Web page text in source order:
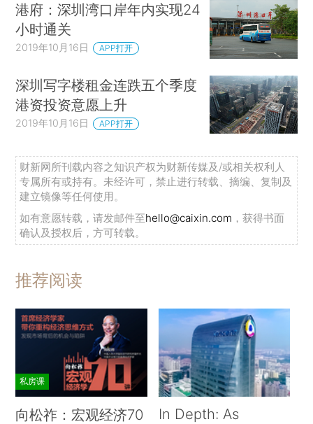
港府：深圳湾口岸年内实现24
小时通关
2019年10月16日 APP打开
深圳写字楼租金连跌五个季度
港资投资意愿上升
2019年10月16日 APP打开
财新网所刊载内容之知识产权为财新传媒及/或相关权利人
专属所有或持有。未经许可，禁止进行转载、摘编、复制及
建立镜像等任何使用。
如有意愿转载，请发邮件至hello@caixin.com ，获得书面
确认及授权后，方可转载。
推荐阅读
私房课
向松祚：宏观经济70
In Depth: As